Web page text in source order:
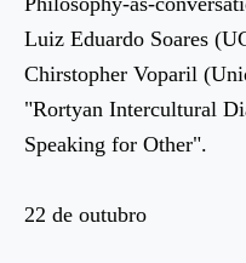
Luiz Eduardo Soares
Chirstopher Voparil
"Rortyan Intercultural
Speaking for Other".
22 de outubro